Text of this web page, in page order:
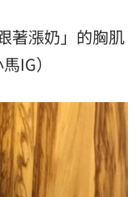
著漲奶」的胸肌
IG）